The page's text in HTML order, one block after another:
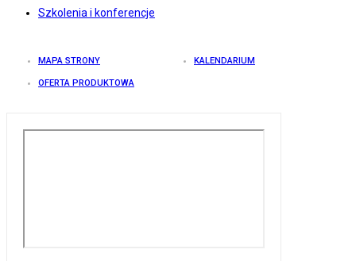
Szkolenia i konferencje
MAPA STRONY KALENDARIUM
OFERTA PRODUKTOWA